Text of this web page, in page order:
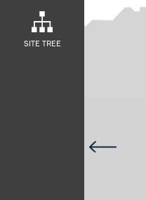
SITE TREE